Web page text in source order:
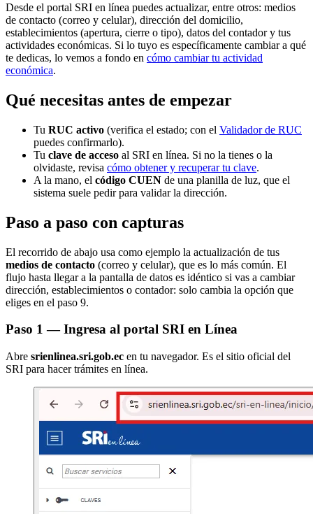
Desde el portal SRI en línea puedes actualizar, entre otros: medios
de contacto (correo y celular), dirección del domicilio,
establecimientos (apertura, cierre o tipo), datos del contador y tus
actividades económicas. Si lo tuyo es específicamente cambiar a qué
te dedicas, lo vemos a fondo en cómo cambiar tu actividad
económica.
Qué necesitas antes de empezar
Tu RUC activo (verifica el estado; con el Validador de RUC
puedes confirmarlo).
Tu clave de acceso al SRI en línea. Si no la tienes o la
olvidaste, revisa cómo obtener y recuperar tu clave.
A la mano, el código CUEN de una planilla de luz, que el
sistema suele pedir para validar la dirección.
Paso a paso con capturas
El recorrido de abajo usa como ejemplo la actualización de tus
medios de contacto (correo y celular), que es lo más común. El
flujo hasta llegar a la pantalla de datos es idéntico si vas a cambiar
dirección, establecimientos o contador: solo cambia la opción que
eliges en el paso 9.
Paso 1 — Ingresa al portal SRI en Línea
Abre srienlinea.sri.gob.ec en tu navegador. Es el sitio oficial del
SRI para hacer trámites en línea.